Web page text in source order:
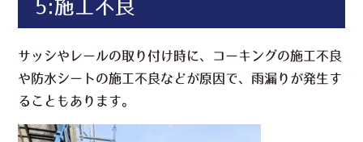
5:施工不良
サッシやレールの取り付け時に、コーキングの施工不良
や防水シートの施工不良などが原因で、雨漏りが発生す
ることもあります。